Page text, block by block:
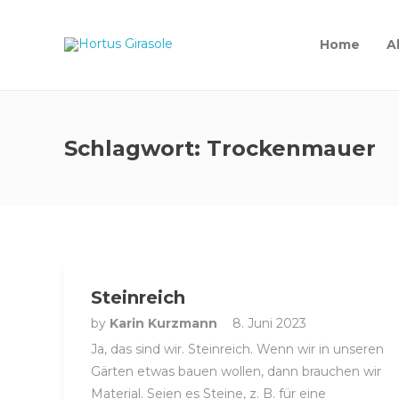
Home
Schlagwort: Trockenmauer
Steinreich
by Karin Kurzmann
8. Juni 2023
Ja, das sind wir. Steinreich. Wenn wir in unseren
Gärten etwas bauen wollen, dann brauchen wir
Material. Seien es Steine, z. B. für eine